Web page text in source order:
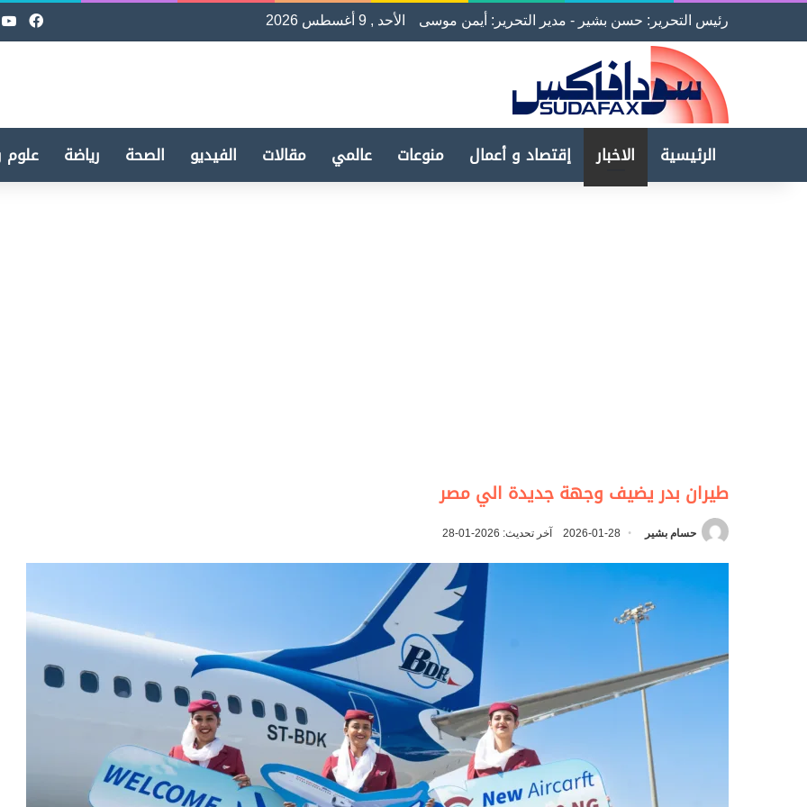
رئيس التحرير: حسن بشير - مدير التحرير: أيمن موسى الأحد , 9 أغسطس 2026
الرئيسية الاخبار إقتصاد و أعمال منوعات عالمي مقالات الفيديو الصحة رياضة علوم
طيران بدر يضيف وجهة جديدة الي مصر
حسام بشير 2026-01-28 آخر تحديث: 2026-01-28